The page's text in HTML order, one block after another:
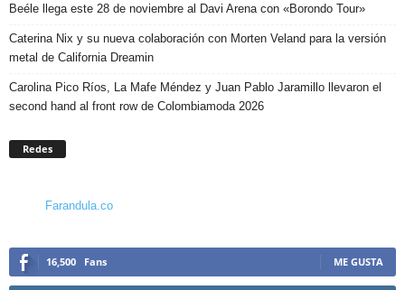
Beéle llega este 28 de noviembre al Davi Arena con «Borondo Tour»
Caterina Nix y su nueva colaboración con Morten Veland para la versión
metal de California Dreamin
Carolina Pico Ríos, La Mafe Méndez y Juan Pablo Jaramillo llevaron el
second hand al front row de Colombiamoda 2026
Redes
Farandula.co
16,500 Fans ME GUSTA